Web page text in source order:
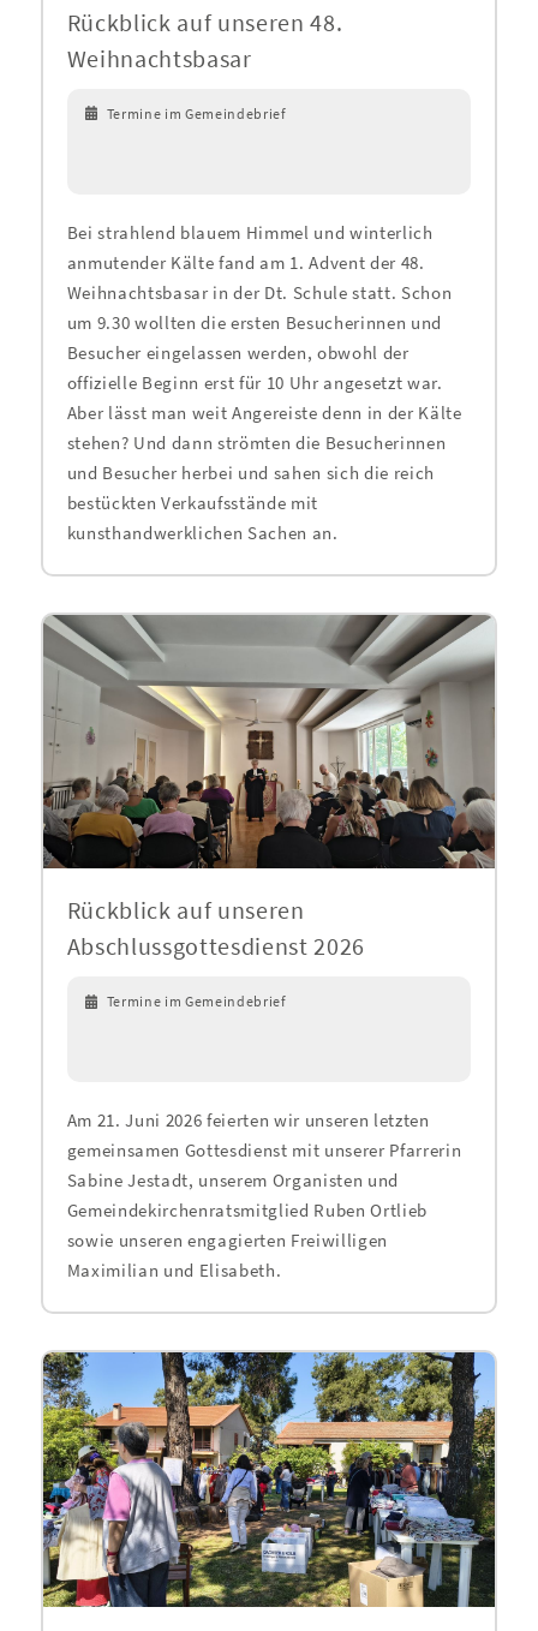
Rückblick auf unseren 48.
Weihnachtsbasar
Termine im Gemeindebrief
Bei strahlend blauem Himmel und winterlich
anmutender Kälte fand am 1. Advent der 48.
Weihnachtsbasar in der Dt. Schule statt. Schon
um 9.30 wollten die ersten Besucherinnen und
Besucher eingelassen werden, obwohl der
offizielle Beginn erst für 10 Uhr angesetzt war.
Aber lässt man weit Angereiste denn in der Kälte
stehen? Und dann strömten die Besucherinnen
und Besucher herbei und sahen sich die reich
bestückten Verkaufsstände mit
kunsthandwerklichen Sachen an.
Rückblick auf unseren
Abschlussgottesdienst 2026
Termine im Gemeindebrief
Am 21. Juni 2026 feierten wir unseren letzten
gemeinsamen Gottesdienst mit unserer Pfarrerin
Sabine Jestadt, unserem Organisten und
Gemeindekirchenratsmitglied Ruben Ortlieb
sowie unseren engagierten Freiwilligen
Maximilian und Elisabeth.